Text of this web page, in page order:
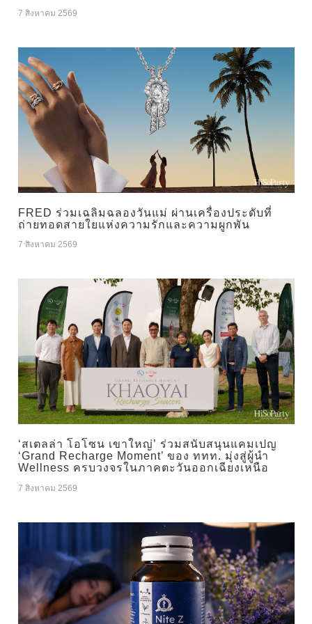
7 สิงหาคม 2569
FRED ร่วมเฉลิมฉลองวันแม่ ผ่านเครื่องประดับที่
ถ่ายทอดสายใยแห่งความรักและความผูกพัน
7 สิงหาคม 2569
‘สเตลล่า โอโซน เขาใหญ่’ ร่วมสนับสนุนแคมเปญ
‘Grand Recharge Moment’ ของ ททท. มุ่งสู่ผู้นำ
Wellness ครบวงจรในภาคตะวันออกเฉียงเหนือ
7 สิงหาคม 2569